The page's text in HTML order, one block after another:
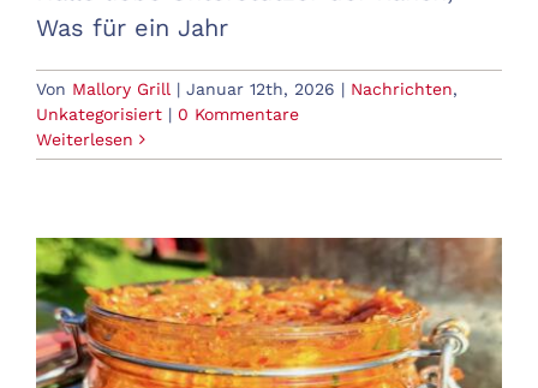
Was für ein Jahr
Von Mallory Grill | Januar 12th, 2026 | Nachrichten,
Unkategorisiert | 0 Kommentare
Weiterlesen